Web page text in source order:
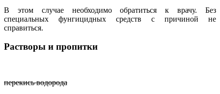
В этом случае необходимо обратиться к врачу. Без
специальных фунгицидных средств с причиной не
справиться.
Растворы и пропитки
перекись водорода